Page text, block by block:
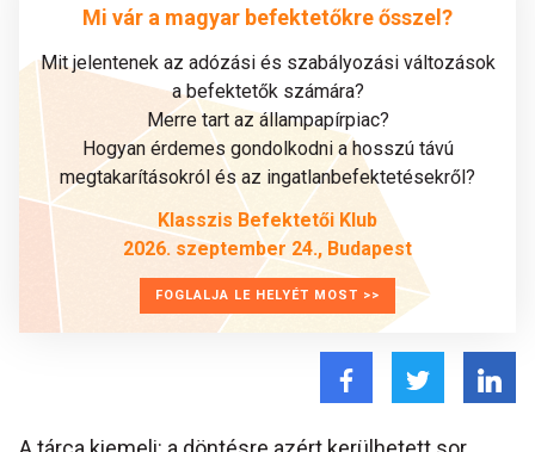
Mi vár a magyar befektetőkre ősszel?
Mit jelentenek az adózási és szabályozási változások
a befektetők számára?
Merre tart az állampapírpiac?
Hogyan érdemes gondolkodni a hosszú távú
megtakarításokról és az ingatlanbefektetésekről?
Klasszis Befektetői Klub
2026. szeptember 24., Budapest
FOGLALJA LE HELYÉT MOST >>